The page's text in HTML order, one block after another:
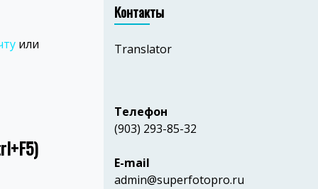
или
Контакты
Translator
Телефон
(903) 293-85-32
E-mail
admin@superfotopro.ru